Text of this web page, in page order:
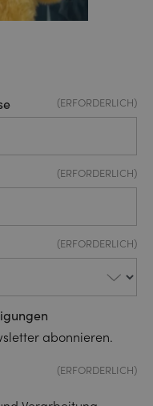
(ERFORDERLICH)
(ERFORDERLICH)
(ERFORDERLICH)
abonnieren.
(ERFORDERLICH)